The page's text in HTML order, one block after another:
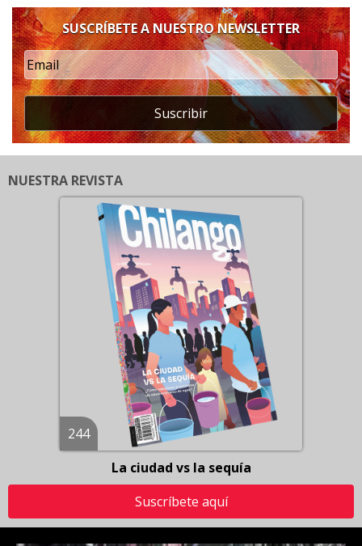
SUSCRÍBETE A NUESTRO NEWSLETTER
Suscribir
NUESTRA REVISTA
244
La ciudad vs la sequía
Suscríbete aquí